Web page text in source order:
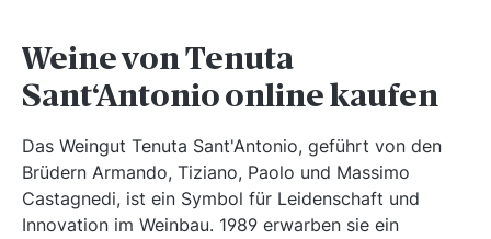
Weine von Tenuta
Sant‘Antonio online kaufen
Das Weingut Tenuta Sant'Antonio, geführt von den
Brüdern Armando, Tiziano, Paolo und Massimo
Castagnedi, ist ein Symbol für Leidenschaft und
Innovation im Weinbau. 1989 erwarben sie ein